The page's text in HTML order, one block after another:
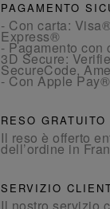
PAGAMENTO
- Con carta:
Express®
- Pagamento con
3D Secure:
SecureCode,
- Con Apple
RESO GRATUITO
Il reso è offerto
dell’ordine in
SERVIZIO